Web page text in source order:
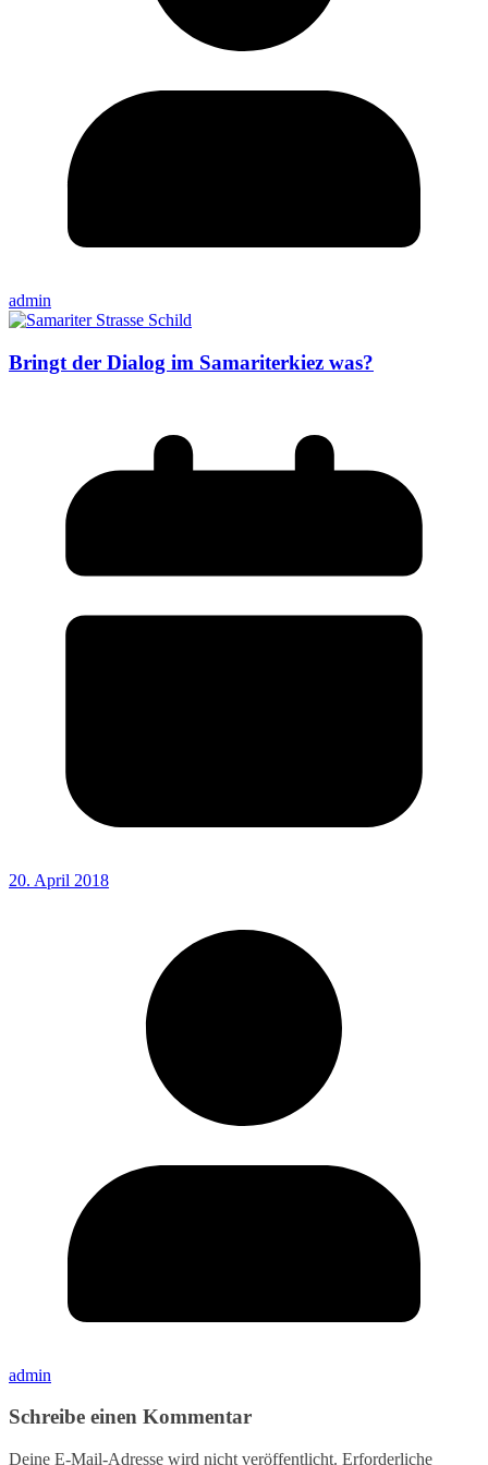
admin
Bringt der Dialog im Samariterkiez was?
20. April 2018
admin
Schreibe einen Kommentar
Deine E-Mail-Adresse wird nicht veröffentlicht. Erforderliche